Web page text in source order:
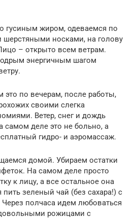
гусиным жиром, одеваемся по
шерстяными носками, на голову
– открыто всем ветрам.
энергичным шагом
это по вечерам, после работы,
своими слегка
Ветер, снег и дождь
самом деле это не больно, а
гидро- и аэромассаж.
домой. Убираем остатки
На самом деле просто
к лицу, а все остальное она
зеленый чай (без сахара!) с
Через полчаса идем любоваться
рожицами с